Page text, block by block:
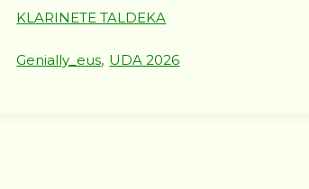
KLARINETE TALDEKA
Genially_eus, UDA 2026